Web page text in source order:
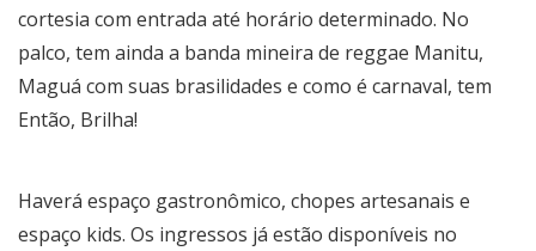
cortesia com entrada até horário determinado. No
palco, tem ainda a banda mineira de reggae Manitu,
Maguá com suas brasilidades e como é carnaval, tem
Então, Brilha!
Haverá espaço gastronômico, chopes artesanais e
espaço kids. Os ingressos já estão disponíveis no